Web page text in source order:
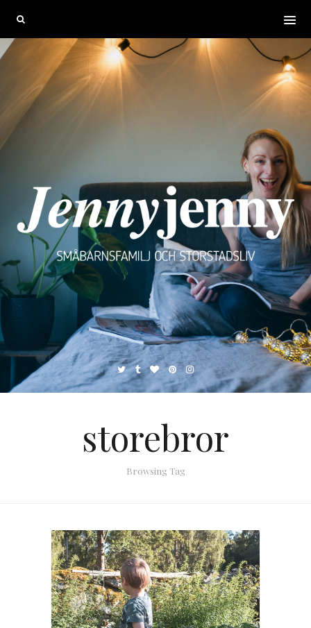
storebror
Browsing Tag